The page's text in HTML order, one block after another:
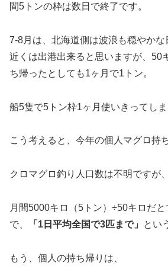
間5トンの枠は数日で終了です。
7-8月は、北海道側は波浪も穏やかな
近くは出港出来ると思いますが、50
ち帰ったとしても1ヶ月で1トン。
船5隻で5トン枠1ヶ月使いきってしま
こう考えると、今年の個人マグロ持
クロマグロ釣り人口数は不明ですが、
月間5000キロ（5トン）÷50キロだ
で、
「1日平均全国で3匹まで」 とい
もう、個人の持ち帰りは、